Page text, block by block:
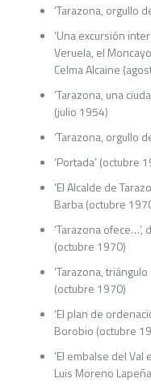
‘Tarazona, orgullo
‘Una excursión
Veruela, el
Celma Alcaine
‘Tarazona, una
(julio 1954)
‘Tarazona, orgullo
‘Portada’ (octubre
‘El Alcalde de
Barba (octubre
‘Tarazona
(octubre 1970)
‘Tarazona,
(octubre 1970)
‘El plan de
Borobio (octubre
‘El embalse del Val
Luis Moreno